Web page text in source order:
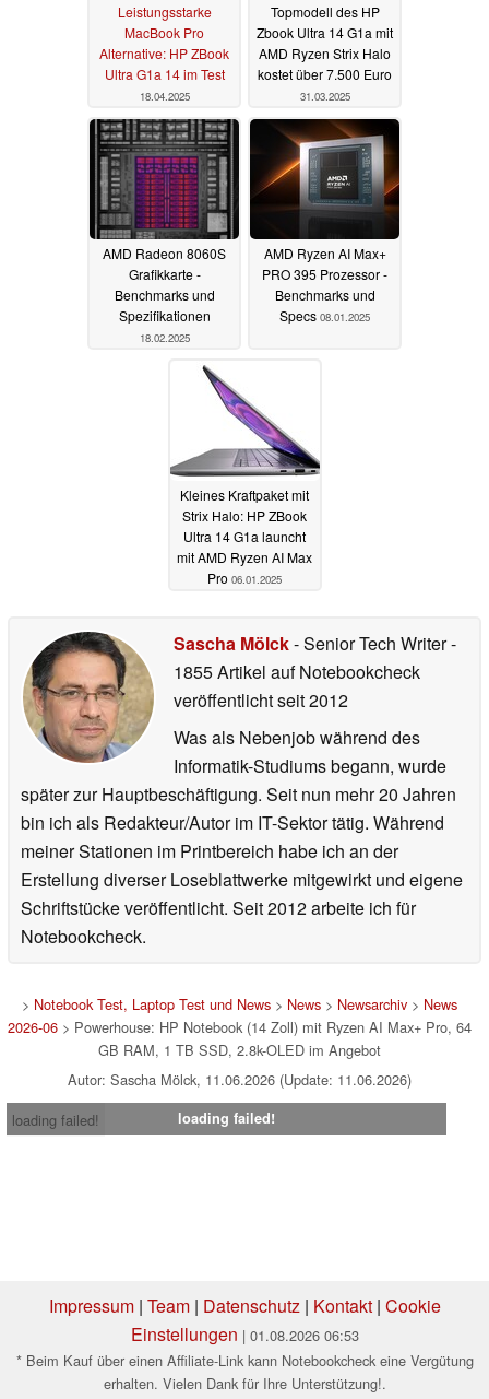
Leistungsstarke
MacBook Pro
Alternative: HP ZBook
Ultra G1a 14 im Test
18.04.2025
Topmodell des HP
Zbook Ultra 14 G1a mit
AMD Ryzen Strix Halo
kostet über 7.500 Euro
31.03.2025
AMD Radeon 8060S
Grafikkarte -
Benchmarks und
Spezifikationen
18.02.2025
AMD Ryzen AI Max+
PRO 395 Prozessor -
Benchmarks und
Specs 08.01.2025
Kleines Kraftpaket mit
Strix Halo: HP ZBook
Ultra 14 G1a launcht
mit AMD Ryzen AI Max
Pro 06.01.2025
Sascha Mölck- Senior Tech Writer-
1855 Artikel auf Notebookcheck
veröffentlichtseit 2012
Was als Nebenjob während des
Informatik-Studiums begann, wurde
später zur Hauptbeschäftigung. Seit nun mehr 20 Jahren
bin ich als Redakteur/Autor im IT-Sektor tätig. Während
meiner Stationen im Printbereich habe ich an der
Erstellung diverser Loseblattwerke mitgewirkt und eigene
Schriftstücke veröffentlicht. Seit 2012 arbeite ich für
Notebookcheck.
> Notebook Test, Laptop Test und News> News> Newsarchiv> News
2026-06> Powerhouse: HP Notebook (14 Zoll) mit Ryzen AI Max+ Pro, 64
GB RAM, 1 TB SSD, 2.8k-OLED im Angebot
Autor: Sascha Mölck, 11.06.2026 (Update: 11.06.2026)
loading failed!
loading failed!
Impressum| Team| Datenschutz| Kontakt| Cookie
Einstellungen | 01.08.2026 06:53
* Beim Kauf über einen Affiliate-Link kann Notebookcheck eine Vergütung
erhalten. Vielen Dank für Ihre Unterstützung!.